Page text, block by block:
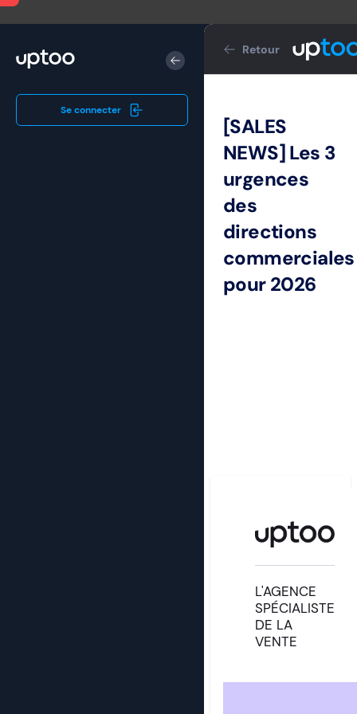
Se connecter
Retour
[SALES
NEWS] Les 3
urgences
des
directions
commerciales
pour 2026
L'AGENCE
SPÉCIALISTE
DE LA
VENTE